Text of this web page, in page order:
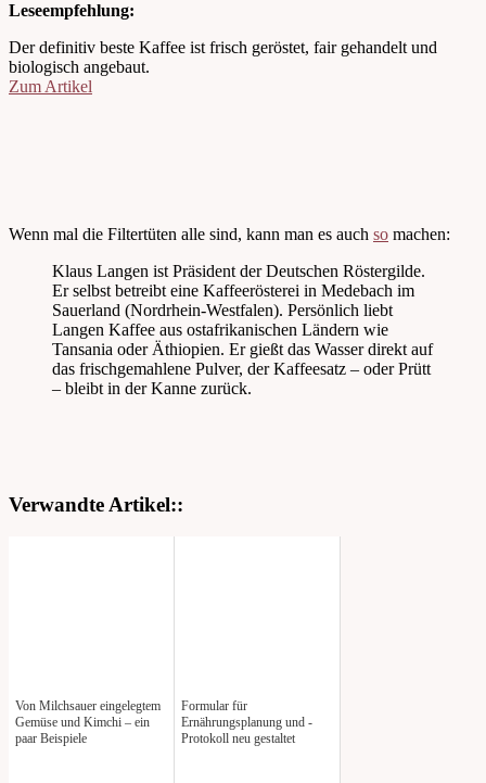
Leseempfehlung:
Der definitiv beste Kaffee ist frisch geröstet, fair gehandelt und
biologisch angebaut.
Zum Artikel
Wenn mal die Filtertüten alle sind, kann man es auch so machen:
Klaus Langen ist Präsident der Deutschen Röstergilde.
Er selbst betreibt eine Kaffeerösterei in Medebach im
Sauerland (Nordrhein-Westfalen). Persönlich liebt
Langen Kaffee aus ostafrikanischen Ländern wie
Tansania oder Äthiopien. Er gießt das Wasser direkt auf
das frischgemahlene Pulver, der Kaffeesatz – oder Prütt
– bleibt in der Kanne zurück.
Verwandte Artikel::
Von Milchsauer eingelegtem
Gemüse und Kimchi – ein
paar Beispiele
Formular für
Ernährungsplanung und -
Protokoll neu gestaltet